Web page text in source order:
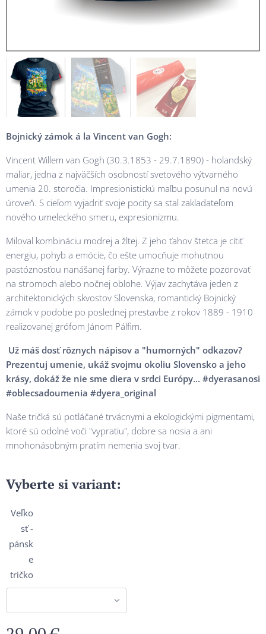
Bojnický zámok á la Vincent van Gogh:
Vincent Willem van Gogh (30.3.1853 - 29.7.1890) - holandský
maliar, jedna z najväčších osobností svetového výtvarného
umenia 20. storočia. Impresionistickú maľbu posunul na novú
úroveň. S cieľom vyjadriť svoje pocity sa stal zakladateľom
nového umeleckého smeru, expresionizmu.
Miloval kombináciu modrej a žltej. Z jeho ťahov štetca je cítiť
energiu, pohyb a emócie, čo ešte umocňuje mohutnou
pastóznosťou nanášanej farby. Výrazne to môžete pozorovať
na stromoch alebo nočnej oblohe. Výjav zachytáva jeden z
architektonických skvostov Slovenska, romantický Bojnický
zámok v podobe po poslednej prestavbe z rokov 1889 - 1910
realizovanej grófom Jánom Pálfim.
Už máš dosť rôznych nápisov a "humorných" odkazov?
Prezentuj umenie, ukáž svojmu okoliu Slovensko a jeho
krásy, dokáž že nie sme diera v srdci Európy... #dyerasanosi
#oblecsadoumenia #dyera_original
Naše tričká sú potláčané trvácnymi a ekologickými pigmentami,
ktoré sú odolné voči "vypratiu", dobre sa nosia a ani
mnohonásobným pratím nemenia svoj tvar.
Vyberte si variant:
Veľko
sť -
pánsk
e
tričko